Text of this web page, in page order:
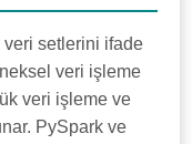
veri setlerini ifade
veri işleme
veri işleme ve
PySpark ve